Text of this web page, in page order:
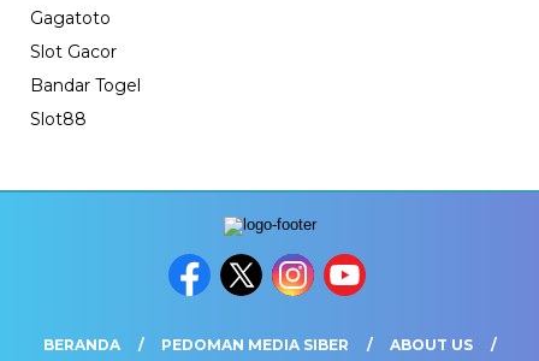
Gagatoto
Slot Gacor
Bandar Togel
Slot88
BERANDA PEDOMAN MEDIA SIBER ABOUT US